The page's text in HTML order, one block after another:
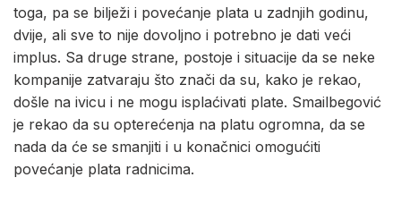
toga, pa se bilježi i povećanje plata u zadnjih godinu,
dvije, ali sve to nije dovoljno i potrebno je dati veći
implus. Sa druge strane, postoje i situacije da se neke
kompanije zatvaraju što znači da su, kako je rekao,
došle na ivicu i ne mogu isplaćivati plate. Smailbegović
je rekao da su opterećenja na platu ogromna, da se
nada da će se smanjiti i u konačnici omogućiti
povećanje plata radnicima.